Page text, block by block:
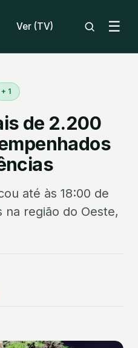
Ver (TV) ☰
+ 1
de 2.200
até às 18:00 de
região do Oeste,